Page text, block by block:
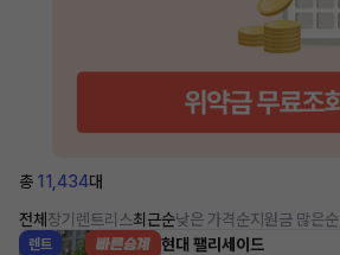
총 11,434대
전체 장기렌트리스최근순낮은 가격순지원금 많은순
렌트 현대 팰리세이드